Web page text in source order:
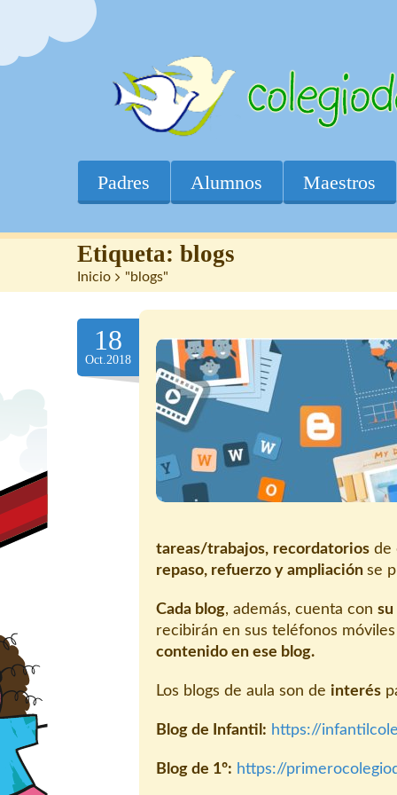
Padres Alumnos Maestros
Etiqueta: blogs
Inicio > "blogs"
18
Oct.2018
tareas/trabajos, recordatorios de
repaso, refuerzo y ampliación se
Cada blog, además, cuenta con su
recibirán en sus teléfonos
contenido en ese blog.
Los blogs de aula son de interés
Blog de Infantil: https://
Blog de 1º: https://